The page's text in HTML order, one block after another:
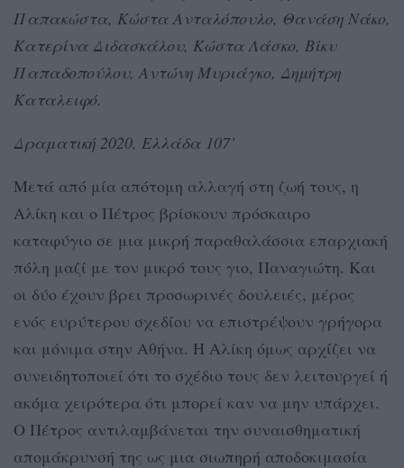
Παπακώστα, Κώστα Ανταλόπουλο, Θανάση Νάκο,
Κατερίνα Διδασκάλου, Κώστα Λάσκο, Βίκυ
Παπαδοπούλου, Αντώνη Μυριάγκο, Δημήτρη
Καταλειφό.
Δραματική 2020, Ελλάδα 107’
Μετά από μία απότομη αλλαγή στη ζωή τους, η
Αλίκη και ο Πέτρος βρίσκουν πρόσκαιρο
καταφύγιο σε μια μικρή παραθαλάσσια επαρχιακή
πόλη μαζί με τον μικρό τους γιο, Παναγιώτη. Και
οι δύο έχουν βρει προσωρινές δουλειές, μέρος
ενός ευρύτερου σχεδίου να επιστρέψουν γρήγορα
και μόνιμα στην Αθήνα. Η Αλίκη όμως αρχίζει να
συνειδητοποιεί ότι το σχέδιο τους δεν λειτουργεί ή
ακόμα χειρότερα ότι μπορεί καν να μην υπάρχει.
Ο Πέτρος αντιλαμβάνεται την συναισθηματική
απομάκρυνσή της ως μια σιωπηρή αποδοκιμασία